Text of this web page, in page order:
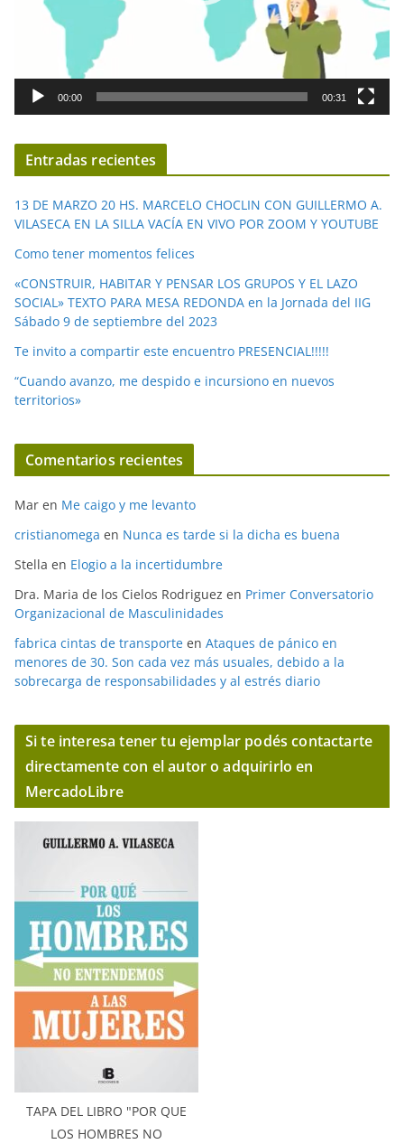
d
í
d
o
00:00 00:31
Entradas recientes
13 DE MARZO 20 HS. MARCELO CHOCLIN CON GUILLERMO A.
VILASECA EN LA SILLA VACÍA EN VIVO POR ZOOM Y YOUTUBE
Como tener momentos felices
«CONSTRUIR, HABITAR Y PENSAR LOS GRUPOS Y EL LAZO
SOCIAL» TEXTO PARA MESA REDONDA en la Jornada del IIG
Sábado 9 de septiembre del 2023
Te invito a compartir este encuentro PRESENCIAL!!!!!
“Cuando avanzo, me despido e incursiono en nuevos
territorios»
Comentarios recientes
Mar en Me caigo y me levanto
cristianomega en Nunca es tarde si la dicha es buena
Stella en Elogio a la incertidumbre
Dra. Maria de los Cielos Rodriguez en Primer Conversatorio
Organizacional de Masculinidades
fabrica cintas de transporte en Ataques de pánico en
menores de 30. Son cada vez más usuales, debido a la
sobrecarga de responsabilidades y al estrés diario
Si te interesa tener tu ejemplar podés contactarte
directamente con el autor o adquirirlo en
MercadoLibre
TAPA DEL LIBRO "POR QUE
LOS HOMBRES NO